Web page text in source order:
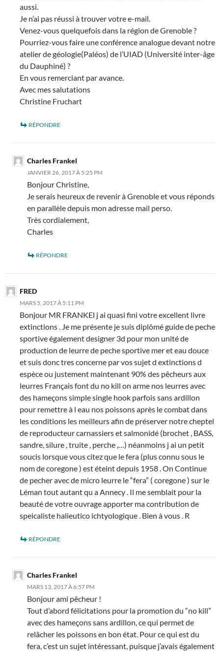
aussi.
Je n’ai pas réussi à trouver votre e-mail.
Venez-vous quelquefois dans la région de Grenoble ?
Pourriez-vous faire une conférence analogue devant notre
atelier de géologie(Paléos) de l’UIAD (Université inter-âge
du Dauphiné) ?
En vous remerciant par avance.
Avec mes salutations
Christine Fruchart
RÉPONDRE
Charles Frankel
JANVIER 26, 2017 À 5:25 PM
Bonjour Christine,
Je serais heureux de revenir à Grenoble et vous réponds
en parallèle depuis mon adresse mail perso.
Très cordialement,
Charles
RÉPONDRE
FRED
MARS 5, 2017 À 5:11 PM
Bonjour MR FRANKEl j ai quasi fini votre excellent livre
extinctions . Je me présente je suis diplômé guide de peche
sportive également designer 3d pour mon unité de
production de leurre de peche sportive mer et eau douce
et suis donc tres concerne par vos sujet d extinctions d
espèce ou justement maintenant 90% des pêcheurs aux
leurres Français font du no kill on arme nos leurres avec
des hameçons simple single hook parfois sans ardillon
pour remettre à l eau nos poissons après le combat dans
les conditions les meilleurs afin de préserver notre cheptel
de reproducteur carnassiers et salmonidé (brochet , BASS,
sandre, silure , truite , perche ,…) néanmoins j ai un petit
soucis lorsque vous citez que le fera (plus connu sous le
nom de coregone ) est éteint depuis 1958 . On Continue
de pecher avec de micro leurre le “fera” ( coregone ) sur le
Léman tout autant qu a Annecy . Il me semblait pour la
beauté de votre ouvrage apporter ma contribution de
speicaliste halieutico ichtyologique . Bien à vous . R
RÉPONDRE
Charles Frankel
MARS 13, 2017 À 6:57 PM
Bonjour ami pêcheur !
Tout d’abord félicitations pour la promotion du “no kill”
avec des hameçons sans ardillon, ce qui permet de
relâcher les poissons en bon état. Pour ce qui est du
fera, c’est un sujet intéressant, puisque j’avais également